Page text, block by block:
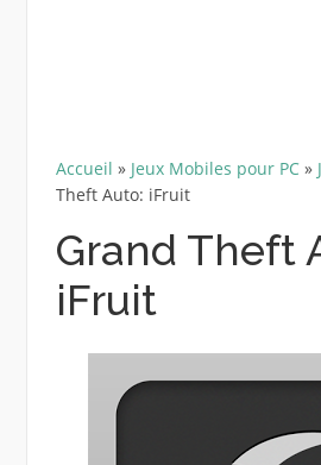
Accueil » Jeux Mobiles pour PC»
Theft Auto: iFruit
Grand Theft
iFruit